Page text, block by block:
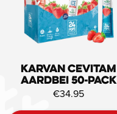
Karvan Cevitam
Aardbei 50-pack
€34.95